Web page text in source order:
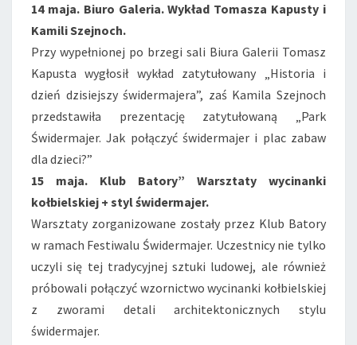
14 maja. Biuro Galeria. Wykład Tomasza Kapusty i
Kamili Szejnoch.
Przy wypełnionej po brzegi sali Biura Galerii Tomasz
Kapusta wygłosił wykład zatytułowany „Historia i
dzień dzisiejszy świdermajera”, zaś Kamila Szejnoch
przedstawiła prezentację zatytułowaną „Park
Świdermajer. Jak połączyć świdermajer i plac zabaw
dla dzieci?”
15 maja. Klub Batory” Warsztaty wycinanki
kołbielskiej + styl świdermajer.
Warsztaty zorganizowane zostały przez Klub Batory
w ramach Festiwalu Świdermajer. Uczestnicy nie tylko
uczyli się tej tradycyjnej sztuki ludowej, ale również
próbowali połączyć wzornictwo wycinanki kołbielskiej
z zworami detali architektonicznych stylu
świdermajer.